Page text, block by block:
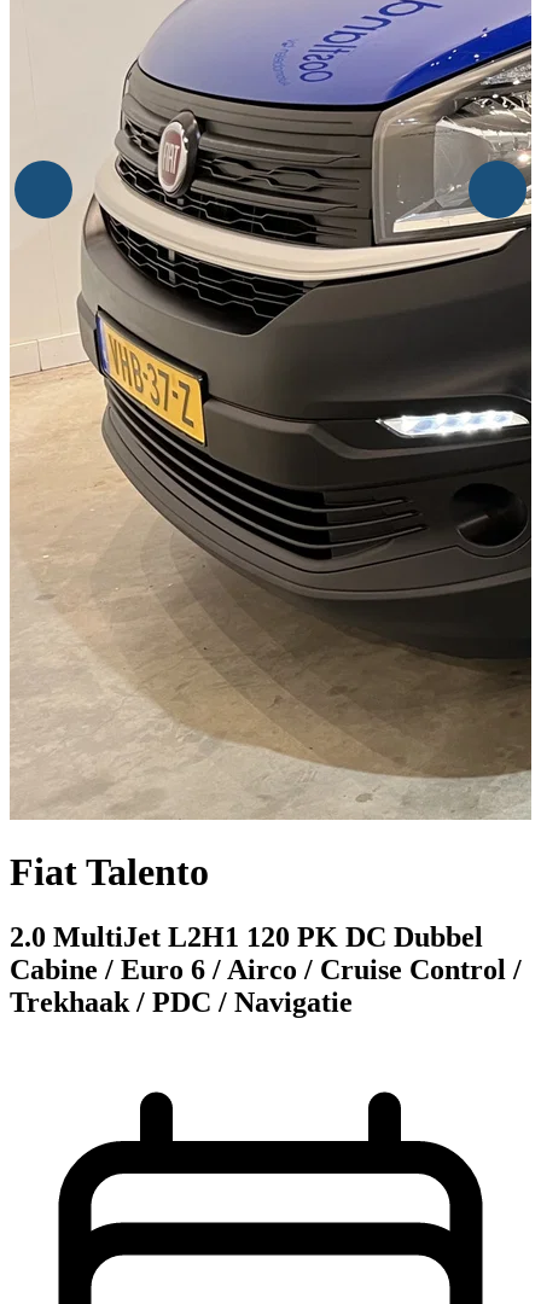
Fiat Talento
2.0 MultiJet L2H1 120 PK DC Dubbel
Cabine / Euro 6 / Airco / Cruise Control /
Trekhaak / PDC / Navigatie